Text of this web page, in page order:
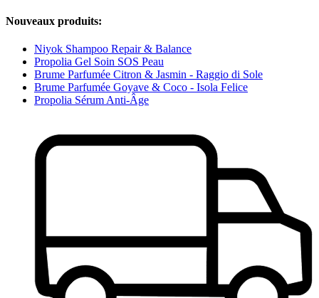
Nouveaux produits:
Niyok Shampoo Repair & Balance
Propolia Gel Soin SOS Peau
Brume Parfumée Citron & Jasmin - Raggio di Sole
Brume Parfumée Goyave & Coco - Isola Felice
Propolia Sérum Anti-Âge